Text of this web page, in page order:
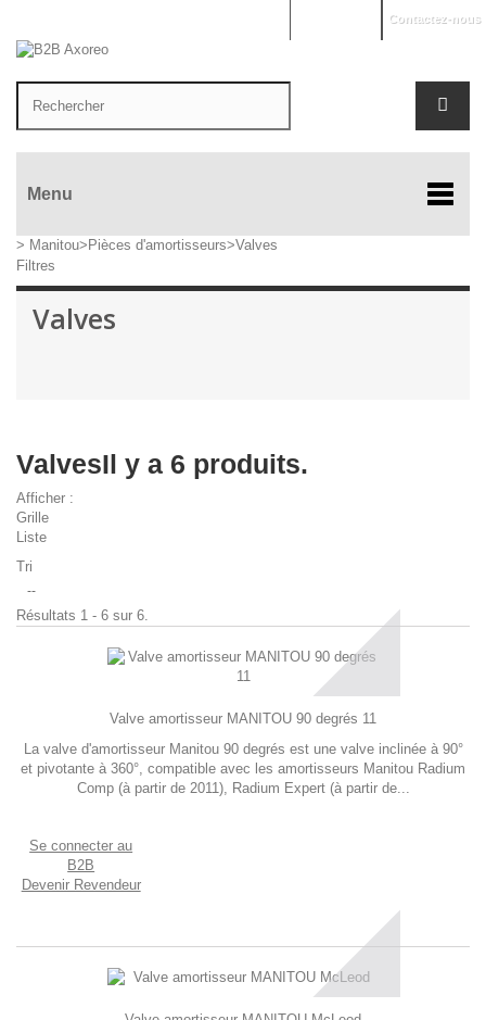
Contactez-nous
Menu
> Manitou> Pièces d'amortisseurs>Valves
Filtres
Valves
ValvesIl y a 6 produits.
Afficher :
Grille
Liste
Tri
--
Résultats 1 - 6 sur 6.
Valve amortisseur MANITOU 90 degrés 11
La valve d'amortisseur Manitou 90 degrés est une valve inclinée à 90°
et pivotante à 360°, compatible avec les amortisseurs Manitou Radium
Comp (à partir de 2011), Radium Expert (à partir de...
Se connecter au
B2B
Devenir Revendeur